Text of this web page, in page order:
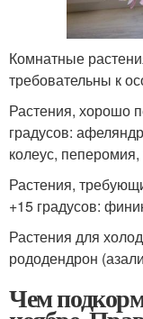
Комнатные
требовательны к
Растения, хорошо
градусов:
колеус,
Растения,
+15 градусов:
Растения для
рододендрон
Чем